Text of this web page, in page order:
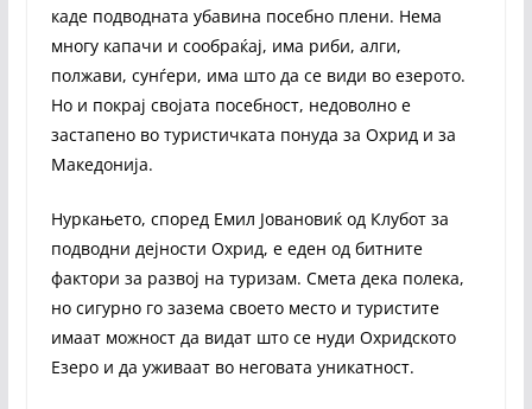
каде подводната убавина посебно плени. Нема
многу капачи и сообраќај, има риби, алги,
полжави, сунѓери, има што да се види во езерото.
Но и покрај својата посебност, недоволно е
застапено во туристичката понуда за Охрид и за
Македонија.
Нуркањето, според Емил Јовановиќ од Клубот за
подводни дејности Охрид, е еден од битните
фактори за развој на туризам. Смета дека полека,
но сигурно го зазема своето место и туристите
имаат можност да видат што се нуди Охридското
Езеро и да уживаат во неговата уникатност.